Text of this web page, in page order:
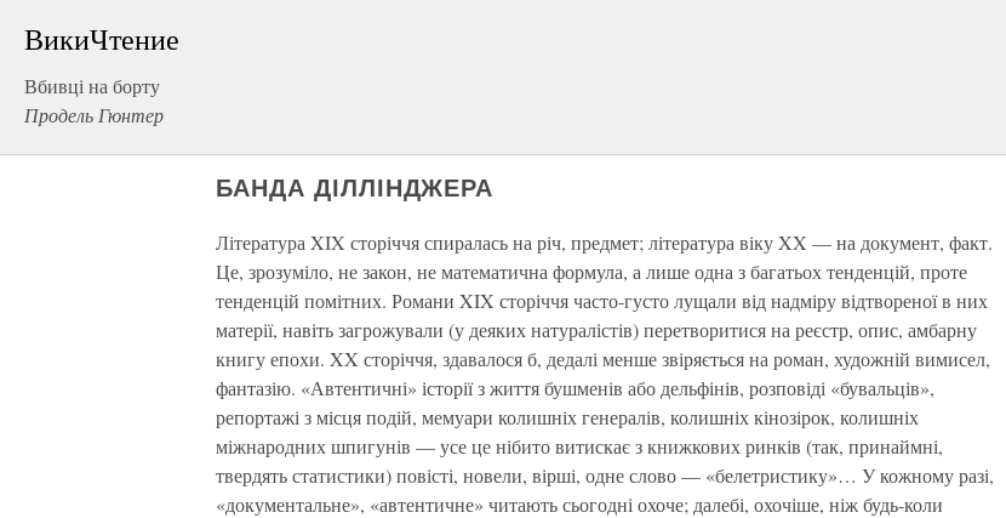
ВикиЧтение
Вбивці на борту
Продель Гюнтер
БАНДА ДІЛЛІНДЖЕРА
Література XIX сторіччя спиралась на річ, предмет; література віку XX — на документ, факт.
Це, зрозуміло, не закон, не математична формула, а лише одна з багатьох тенденцій, проте
тенденцій помітних. Романи XIX сторіччя часто-густо лущали від надміру відтвореної в них
матерії, навіть загрожували (у деяких натуралістів) перетворитися на реєстр, опис, амбарну
книгу епохи. XX сторіччя, здавалося б, дедалі менше звіряється на роман, художній вимисел,
фантазію. «Автентичні» історії з життя бушменів або дельфінів, розповіді «бувальців»,
репортажі з місця подій, мемуари колишніх генералів, колишніх кінозірок, колишніх
міжнародних шпигунів — усе це нібито витискає з книжкових ринків (так, принаймні,
твердять статистики) повісті, новели, вірші, одне слово — «белетристику»… У кожному разі,
«документальне», «автентичне» читають сьогодні охоче; далебі, охочіше, ніж будь-коли